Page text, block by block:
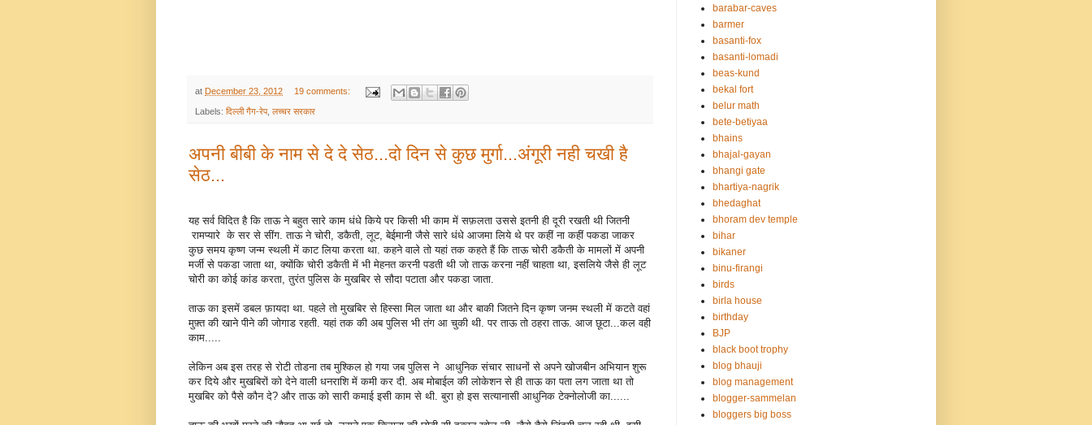
at December 23, 2012 19 comments:
Labels: दिल्ली गैग-रेप, लच्चर सरकार
अपनी बीबी के नाम से दे दे सेठ...दो दिन से कुछ मुर्गा...अंगूरी नही चखी है
सेठ...
यह सर्व विदित है कि ताऊ ने बहुत सारे काम धंधे किये पर किसी भी काम में सफ़लता उससे इतनी ही दूरी रखती थी जितनी
रामप्यारे के सर से सींग. ताऊ ने चोरी, डकैती, लूट, बेईमानी जैसे सारे धंधे आजमा लिये थे पर कहीं ना कहीं पकडा जाकर
कुछ समय कृष्ण जन्म स्थली में काट लिया करता था. कहने वाले तो यहां तक कहते हैं कि ताऊ चोरी डकैती के मामलों में अपनी
मर्जी से पकडा जाता था, क्योंकि चोरी डकैती में भी मेहनत करनी पडती थी जो ताऊ करना नहीं चाहता था, इसलिये जैसे ही लूट
चोरी का कोई कांड करता, तुरंत पुलिस के मुखबिर से सौदा पटाता और पकडा जाता.
ताऊ का इसमें डबल फ़ायदा था. पहले तो मुखबिर से हिस्सा मिल जाता था और बाकी जितने दिन कृष्ण जनम स्थली में कटते वहां
मुफ़्त की खाने पीने की जोगाड रहती. यहां तक की अब पुलिस भी तंग आ चुकी थी. पर ताऊ तो ठहरा ताऊ. आज छूटा...कल वही
काम.....
लेकिन अब इस तरह से रोटी तोडना तब मुश्किल हो गया जब पुलिस ने आधुनिक संचार साधनों से अपने खोजबीन अभियान शुरू
कर दिये और मुखबिरों को देने वाली धनराशि में कमी कर दी. अब मोबाईल की लोकेशन से ही ताऊ का पता लग जाता था तो
मुखबिर को पैसे कौन दे? और ताऊ को सारी कमाई इसी काम से थी. बुरा हो इस सत्यानासी आधुनिक टेक्नोलोजी का......
barabar-caves
barmer
basanti-fox
basanti-lomadi
beas-kund
bekal fort
belur math
bete-betiyaa
bhains
bhajal-gayan
bhangi gate
bhartiya-nagrik
bhedaghat
bhoram dev temple
bihar
bikaner
binu-firangi
birds
birla house
birthday
BJP
black boot trophy
blog bhauji
blog management
blogger-sammelan
bloggers big boss